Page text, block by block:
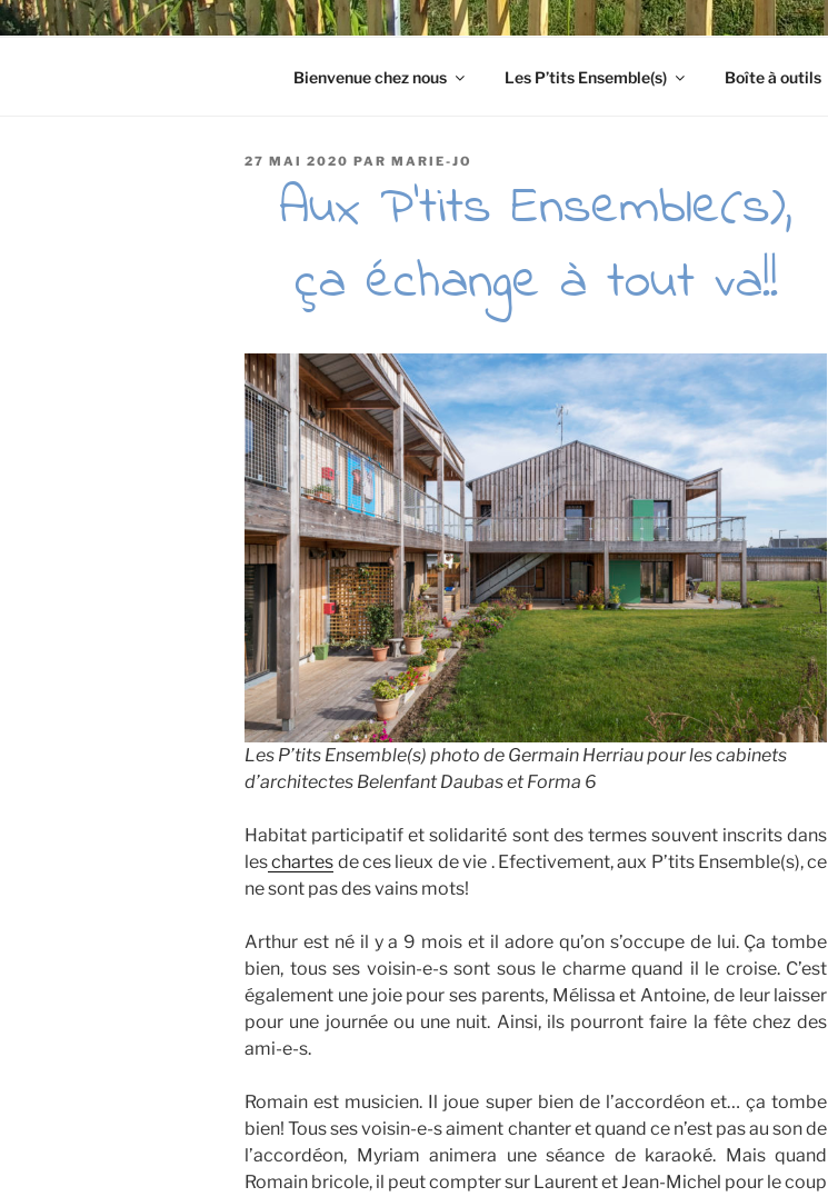
Bienvenue chez nous Les P’tits Ensemble(s) Boîte à outils
PUBLIÉ
27 MAI 2020 PAR MARIE-JO
Aux P’tits Ensemble(s),
ça échange à tout va!!
Les P’tits Ensemble(s) photo de Germain Herriau pour les cabinets
d’architectes Belenfant Daubas et Forma 6
Habitat participatif et solidarité sont des termes souvent inscrits dans
leschartes de ces lieux de vie . Efectivement, aux P’tits Ensemble(s), ce
ne sont pas des vains mots!
Arthur est né il y a 9 mois et il adore qu’on s’occupe de lui. Ça tombe
bien, tous ses voisin-e-s sont sous le charme quand il le croise. C’est
également une joie pour ses parents, Mélissa et Antoine, de leur laisser
pour une journée ou une nuit. Ainsi, ils pourront faire la fête chez des
ami-e-s.
Romain est musicien. Il joue super bien de l’accordéon et… ça tombe
bien! Tous ses voisin-e-s aiment chanter et quand ce n’est pas au son de
l’accordéon, Myriam animera une séance de karaoké. Mais quand
Romain bricole, il peut compter sur Laurent et Jean-Michel pour le coup